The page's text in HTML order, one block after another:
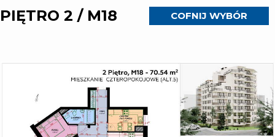
PIĘTRO 2 / M18 COFNIJ WYBÓR